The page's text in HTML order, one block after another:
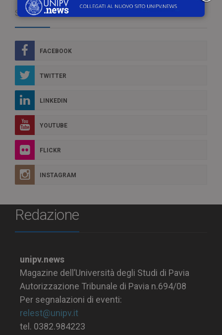
Social Box
FACEBOOK
TWITTER
LINKEDIN
YOUTUBE
FLICKR
INSTAGRAM
Redazione
unipv.news
Magazine dell’Università degli Studi di Pavia
Autorizzazione Tribunale di Pavia n.694/08
Per segnalazioni di eventi:
relest@unipv.it
tel. 0382.984223